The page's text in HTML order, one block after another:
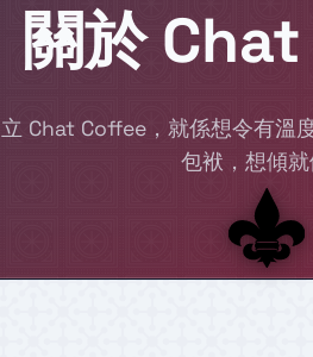
關於
Chat Coffee，就係想令有溫
包袱，想傾就